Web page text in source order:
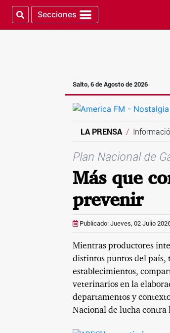
Secciones
Salto, 6 de Agosto de 2026
LA PRENSA
Plan Nacional de
Más que
prevenir
Publicado: Jueves, 02 Julio
Mientras productores
distintos puntos del país,
establecimientos,
veterinarios en la
departamentos y
Nacional de lucha